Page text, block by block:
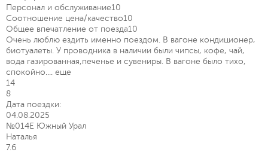
Персонал и обслуживание10
Соотношение цена/качество10
Общее впечатление от поезда10
Очень люблю ездить именно поездом. В вагоне кондиционер,
биотуалеты. У проводника в наличии были чипсы, кофе, чай,
вода газированная,печенье и сувениры. В вагоне было тихо,
спокойно.... еще
14
8
Дата поездки:
04.08.2025
№014Е Южный Урал
Наталья
7.6